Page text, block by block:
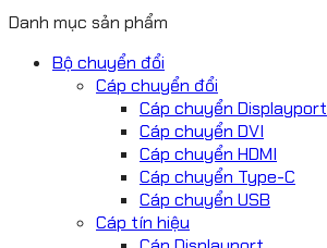
Danh mục sản phẩm
Bộ chuyển đổi
Cáp chuyển đổi
Cáp chuyển Displayport
Cáp chuyển DVI
Cáp chuyển HDMI
Cáp chuyển Type-C
Cáp chuyển USB
Cáp tín hiệu